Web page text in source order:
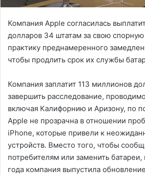
Компания Apple согласилась
долларов 34 штатам за свою
практику преднамеренного
чтобы продлить срок их службы
Компания заплатит 113 миллионов
завершить расследование,
включая Калифорнию и Аризону, по
Apple не прозрачна в отношении
iPhone, которые привели к
устройств. Вместо того, чтобы
потребителям или заменить батареи,
года компания выпустила